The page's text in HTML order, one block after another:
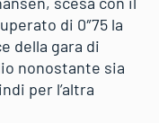
di 0″75 la
della gara di
nonostante sia
per l’altra